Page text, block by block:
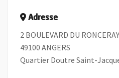
Adresse
2 BOULEVARD DU RONCERAY
49100 ANGERS
Quartier Doutre Saint-